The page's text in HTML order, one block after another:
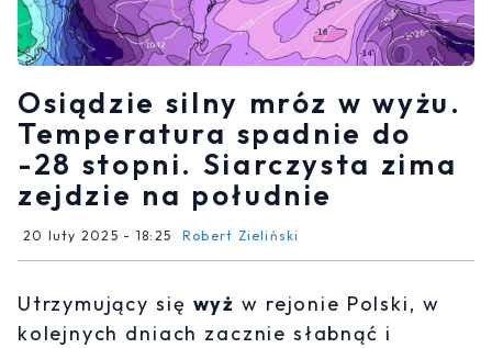
Osiądzie silny mróz w wyżu.
Temperatura spadnie do
-28 stopni. Siarczysta zima
zejdzie na południe
20 luty 2025 - 18:25 Robert Zieliński
Utrzymujący się wyż w rejonie Polski, w
kolejnych dniach zacznie słabnąć i